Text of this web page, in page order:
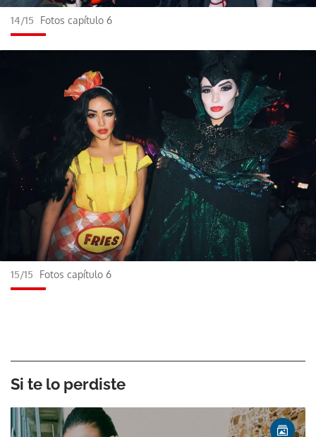
14/15 Fotos capítulo 6
15/15 Fotos capítulo 6
Si te lo perdiste